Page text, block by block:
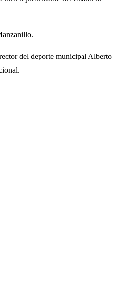
del deporte municipal Alberto